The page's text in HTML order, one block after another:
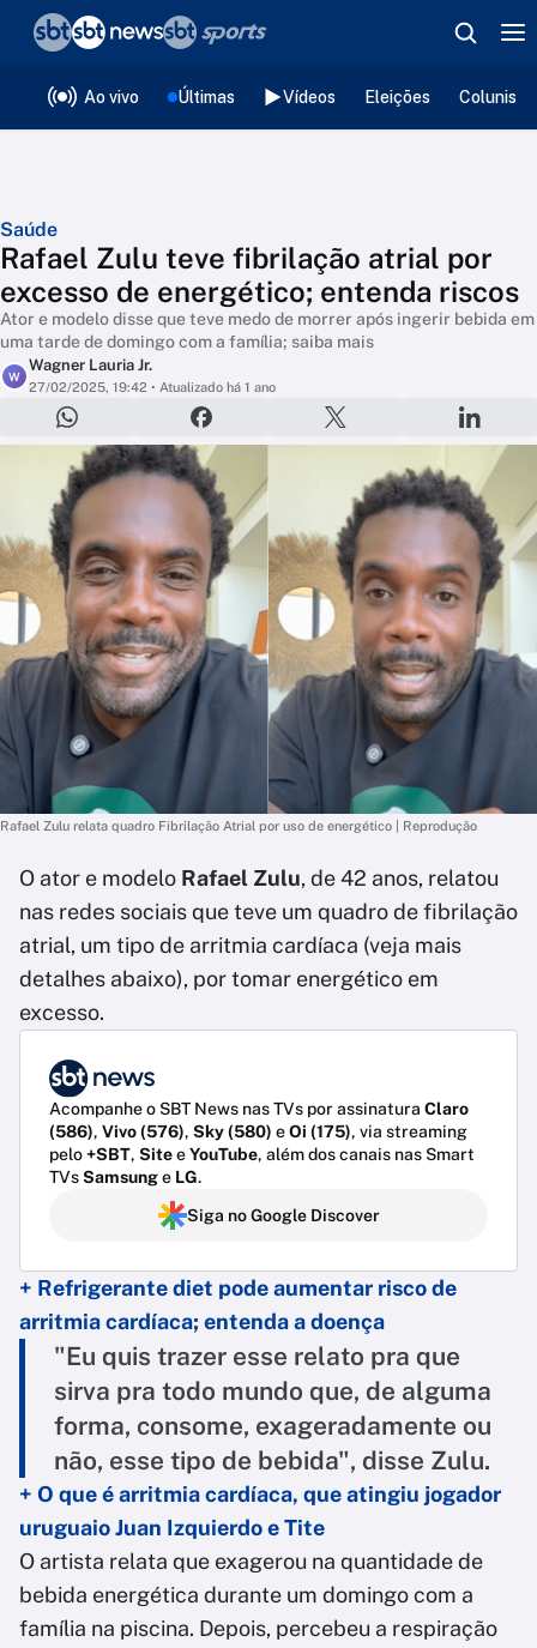
Ao vivo Últimas Vídeos Eleições
Saúde
Rafael Zulu teve fibrilação atrial por
excesso de energético; entenda riscos
Ator e modelo disse que teve medo de morrer após ingerir bebida em
uma tarde de domingo com a família; saiba mais
W
Wagner Lauria Jr.
27/02/2025, 19:42 • Atualizado há 1 ano
Rafael Zulu relata quadro Fibrilação Atrial por uso de energético | Reprodução
O ator e modelo Rafael Zulu, de 42 anos, relatou
nas redes sociais que teve um quadro de fibrilação
atrial, um tipo de arritmia cardíaca (veja mais
detalhes abaixo), por tomar energético em
excesso.
Acompanhe o SBT News nas TVs por assinatura Claro
(586), Vivo (576), Sky (580) eOi (175), via streaming
pelo+SBT, SiteeYouTube, além dos canais nas Smart
TVsSamsunge LG.
Siga no Google Discover
+ Refrigerante diet pode aumentar risco de
arritmia cardíaca; entenda a doença
"Eu quis trazer esse relato pra que
sirva pra todo mundo que, de alguma
forma, consome, exageradamente ou
não, esse tipo de bebida", disse Zulu.
+ O que é arritmia cardíaca, que atingiu jogador
uruguaio Juan Izquierdo e Tite
O artista relata que exagerou na quantidade de
bebida energética durante um domingo com a
família na piscina. Depois, percebeu a respiração
❮voltar
Editorias